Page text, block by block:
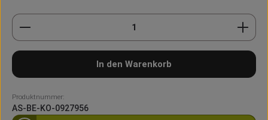
Produkt Anzahl: Gib den gewünschten Wert ein
In den Warenkorb
Produktnummer:
AS-BE-KO-0927956